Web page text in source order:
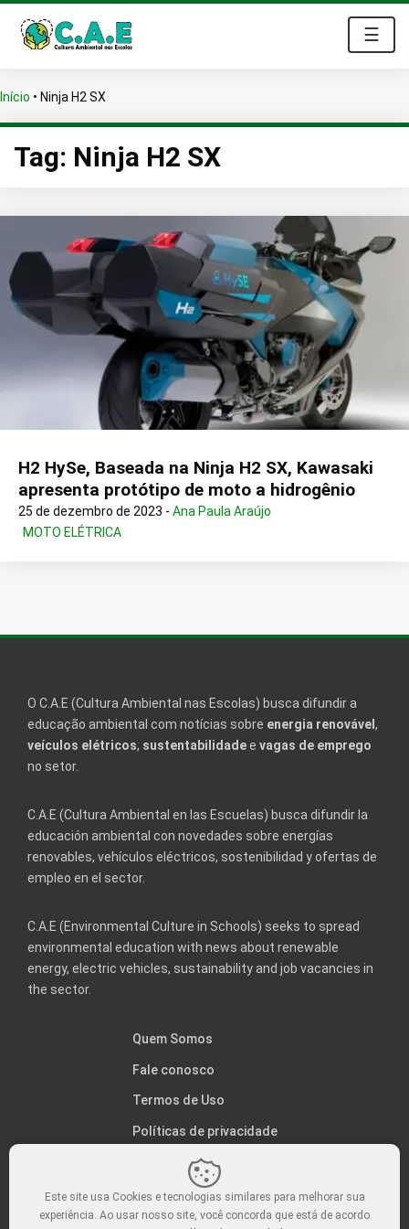
☰
Início • Ninja H2 SX
Tag: Ninja H2 SX
H2 HySe, Baseada na Ninja H2 SX, Kawasaki
apresenta protótipo de moto a hidrogênio
25 de dezembro de 2023 - Ana Paula Araújo
MOTO ELÉTRICA
O C.A.E (Cultura Ambiental nas Escolas) busca difundir a
educação ambiental com notícias sobre energia renovável ,
veículos elétricos, sustentabilidadee vagas de emprego
no setor.
C.A.E (Cultura Ambiental en las Escuelas) busca difundir la
educación ambiental con novedades sobre energías
renovables, vehículos eléctricos, sostenibilidad y ofertas de
empleo en el sector.
C.A.E (Environmental Culture in Schools) seeks to spread
environmental education with news about renewable
energy, electric vehicles, sustainability and job vacancies in
the sector.
Quem Somos
Fale conosco
Termos de Uso
Políticas de privacidade
Este site usa Cookies e tecnologias similares para melhorar sua
experiência. Ao usar nosso site, você concorda que está de acordo